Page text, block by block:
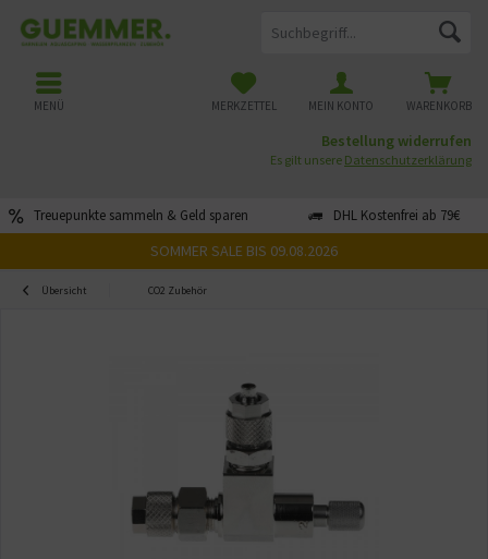
Treuepunkte sammeln & Geld sparen DHL Kostenfrei ab 79€
WARENKORB
MERKZETTEL MEIN KONTO
MENÜ
Bestellung widerrufen
Es gilt unsere Datenschutzerklärung
SOMMER SALE BIS 09.08.2026
Übersicht CO2 Zubehör